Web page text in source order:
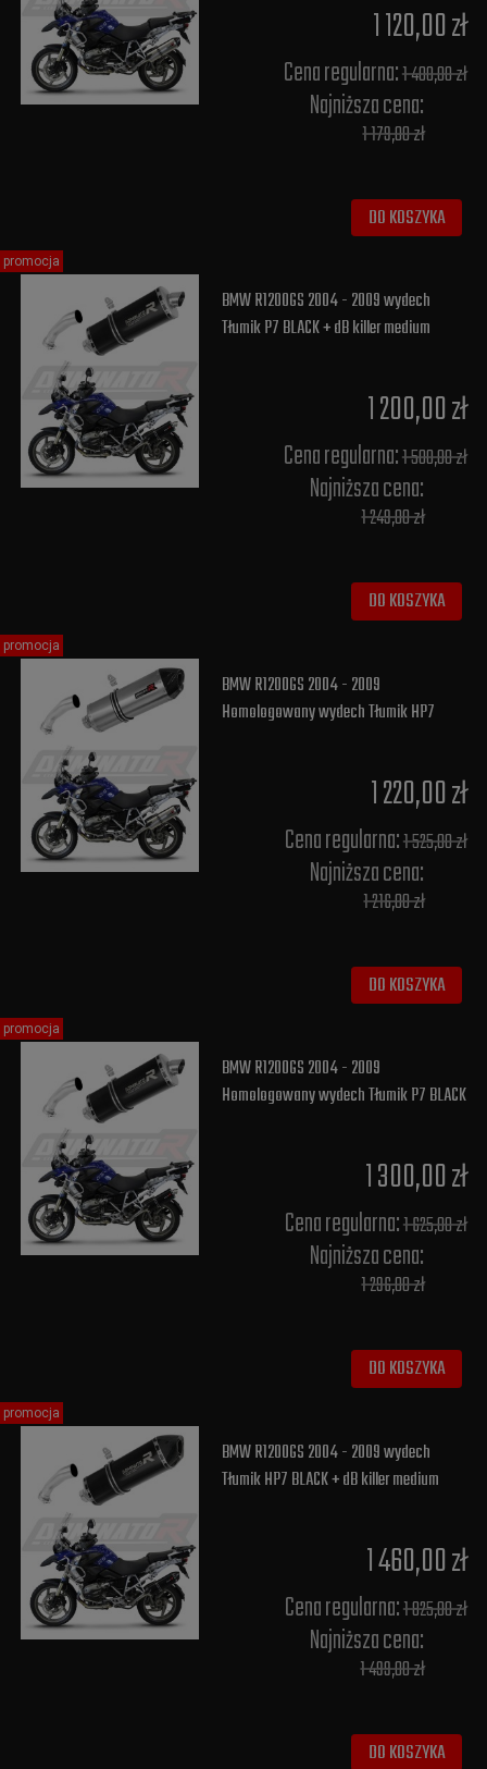
1 120,00 zł
Cena regularna:1 400,00 zł
Najniższa cena:
1 179,00 zł
DO KOSZYKA
BMW R1200GS 2004 - 2009 wydech
Tłumik P7 BLACK + dB killer medium
1 200,00 zł
Cena regularna:1 500,00 zł
Najniższa cena:
1 249,00 zł
DO KOSZYKA
promocja
BMW R1200GS 2004 - 2009
Homologowany wydech Tłumik HP7
1 220,00 zł
Cena regularna:1 525,00 zł
Najniższa cena:
1 216,00 zł
DO KOSZYKA
promocja
BMW R1200GS 2004 - 2009
Homologowany wydech Tłumik P7 BLACK
1 300,00 zł
Cena regularna:1 625,00 zł
Najniższa cena:
1 296,00 zł
DO KOSZYKA
promocja
BMW R1200GS 2004 - 2009 wydech
Tłumik HP7 BLACK + dB killer medium
1 460,00 zł
Cena regularna:1 825,00 zł
Najniższa cena:
1 499,00 zł
DO KOSZYKA
promocja